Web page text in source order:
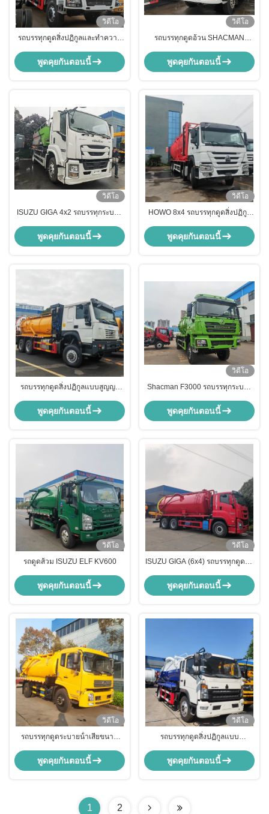
วิดีโอ
รถบรรทุกดูดสิ่งปฏิกูลและทำความ
F3000 พร้อมหัวฉีดน้ำแรงดันสูง
พูดคุยกันตอนนี้
วิดีโอ
รถบรรทุกดูดอ้วน SHACMAN
สําหรับการทําความสะอาดถัง septic
พูดคุยกันตอนนี้
วิดีโอ
ISUZU GIGA 4x2 รถบรรทุกระบาย
รวม
พูดคุยกันตอนนี้
วิดีโอ
HOWO 8x4 รถบรรทุกดูดสิ่งปฏิกูล
บรรทุกดูดสิ่งปฏิกูลแบบสุญญากาศ
ทำความสะอาดถังบำบัดน้ำเสีย
พูดคุยกันตอนนี้
รถบรรทุกดูดสิ่งปฏิกูลแบบสูญญา
พร้อมถังทำความสะอาดและฉีดน้ำ
พูดคุยกันตอนนี้
วิดีโอ
Shacman F3000 รถบรรทุกระบาย
พูดคุยกันตอนนี้
วิดีโอ
รถดูดส้วม ISUZU ELF KV600
พูดคุยกันตอนนี้
วิดีโอ
ISUZU GIGA (6x4) รถบรรทุกดูดน้ํา
พูดคุยกันตอนนี้
วิดีโอ
รถบรรทุกดูดระบายน้ําเสียขนาด
พูดคุยกันตอนนี้
วิดีโอ
รถบรรทุกดูดสิ่งปฏิกูลแบบ
บรรทุกถังบำบัดน้ำเสีย 6000 ลิตร
พูดคุยกันตอนนี้
1 2